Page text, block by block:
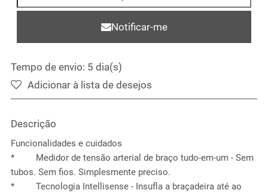
Notificar-me
Tempo de envio: 5 dia(s)
Adicionar à lista de desejos
Descrição
Funcionalidades e cuidados
* Medidor de tensão arterial de braço tudo-em-um - Sem
tubos. Sem fios. Simplesmente preciso.
* Tecnologia Intellisense - Insufla a braçadeira até ao